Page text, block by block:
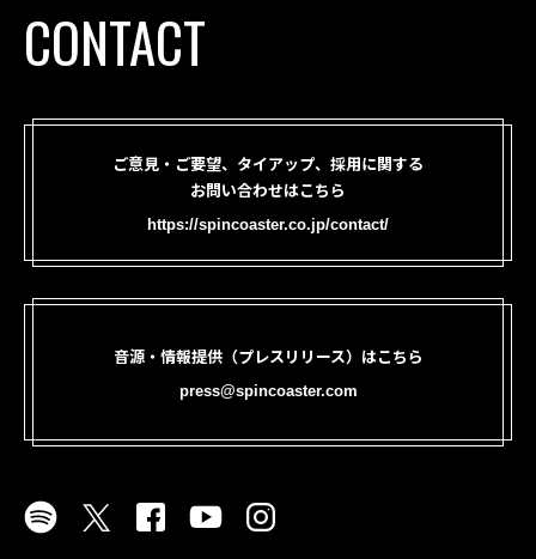
CONTACT
ご意見・ご要望、タイアップ、採用に関する
お問い合わせはこちら
https://spincoaster.co.jp/contact/
音源・情報提供（プレスリリース）はこちら
press@spincoaster.com